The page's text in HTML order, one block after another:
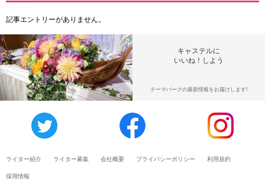
記事エントリーがありません。
キャステルに
いいね！しよう
テーマパークの最新情報をお届けします!
ライター紹介 ライター募集 会社概要 プライバシーポリシー 利用規約
採用情報